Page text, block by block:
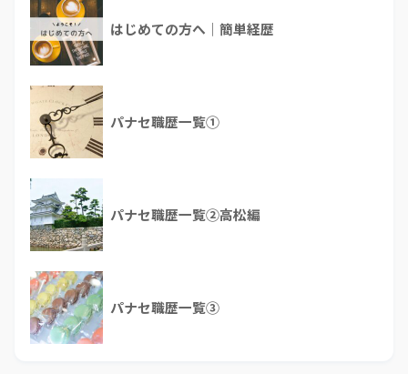
はじめての方へ｜簡単経歴
パナセ職歴一覧①
パナセ職歴一覧②高松編
パナセ職歴一覧③